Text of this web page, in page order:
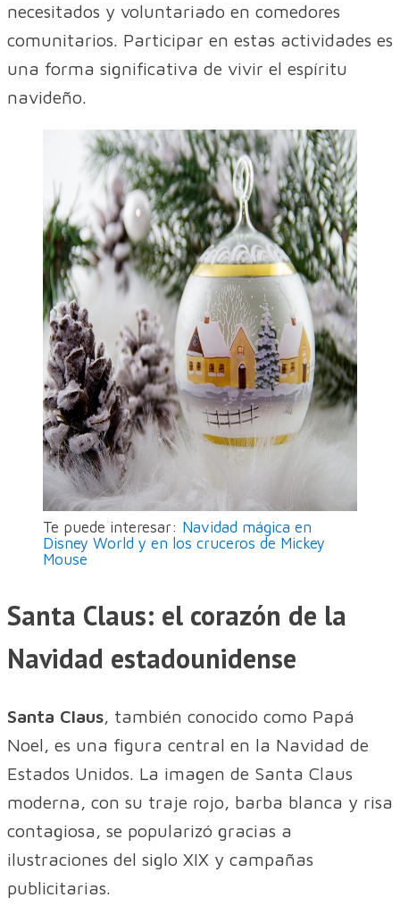
necesitados y voluntariado en comedores
comunitarios. Participar en estas actividades es
una forma significativa de vivir el espíritu
navideño.
Te puede interesar: Navidad mágica en
Disney World y en los cruceros de Mickey
Mouse
Santa Claus: el corazón de la
Navidad estadounidense
Santa Claus, también conocido como Papá
Noel, es una figura central en la Navidad de
Estados Unidos. La imagen de Santa Claus
moderna, con su traje rojo, barba blanca y risa
contagiosa, se popularizó gracias a
ilustraciones del siglo XIX y campañas
publicitarias.